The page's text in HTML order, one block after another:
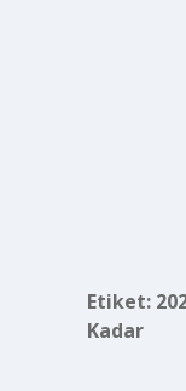
Etiket:
Kadar